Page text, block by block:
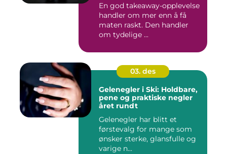
En god takeaway-opplevelse
handler om mer enn å få
maten raskt. Den handler
om tydelige ...
03. des
Gelenegler i Ski: Holdbare,
pene og praktiske negler
året rundt
Gelenegler har blitt et
førstevalg for mange som
ønsker sterke, glansfulle og
varige n...